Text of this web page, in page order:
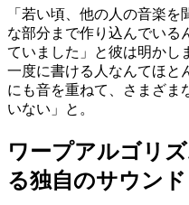
「若い頃、他の人の音楽
な部分まで作り込んでいる
ていました」と彼は明かし
一度に書ける人なんてほと
にも音を重ねて、さまざま
いない」と。
ワープアルゴリ
る独自のサウンド